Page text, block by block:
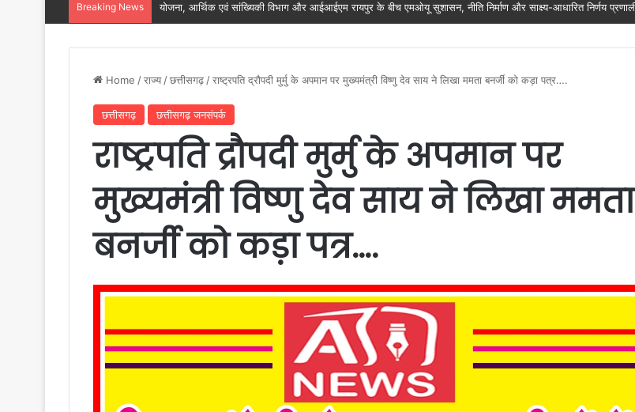
Breaking News रायगढ़ में विकास को मिल रही नई रफ्तार, हर क्षेत्र में मजबूत हो रही सुविधाओं की नींव: वित्त मंत्री ओपी चौधरी……
Home /राज्य /छत्तीसगढ़ /राष्ट्रपति द्रौपदी मुर्मु के अपमान पर मुख्यमंत्री विष्णु देव साय ने लिखा ममता बनर्जी को कड़ा पत्र….
छत्तीसगढ़ छत्तीसगढ़ जनसंपर्क
राष्ट्रपति द्रौपदी मुर्मु के अपमान पर
मुख्यमंत्री विष्णु देव साय ने लिखा ममता
बनर्जी को कड़ा पत्र….